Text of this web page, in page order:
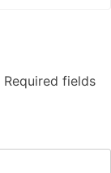
Required fields